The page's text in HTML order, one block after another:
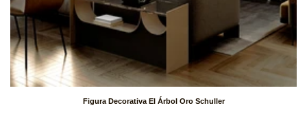
Figura Decorativa El Árbol Oro Schuller